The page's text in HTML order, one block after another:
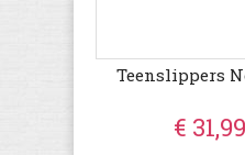
Teenslippers
€ 31,99